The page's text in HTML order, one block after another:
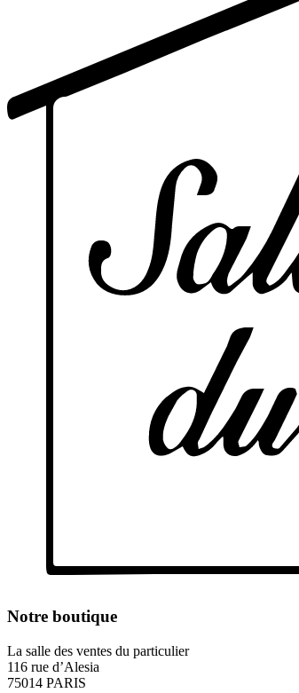
Notre boutique
La salle des ventes du particulier
116 rue d’Alesia
75014 PARIS